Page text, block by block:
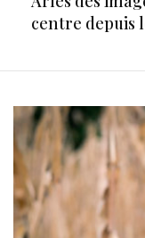
centre depuis